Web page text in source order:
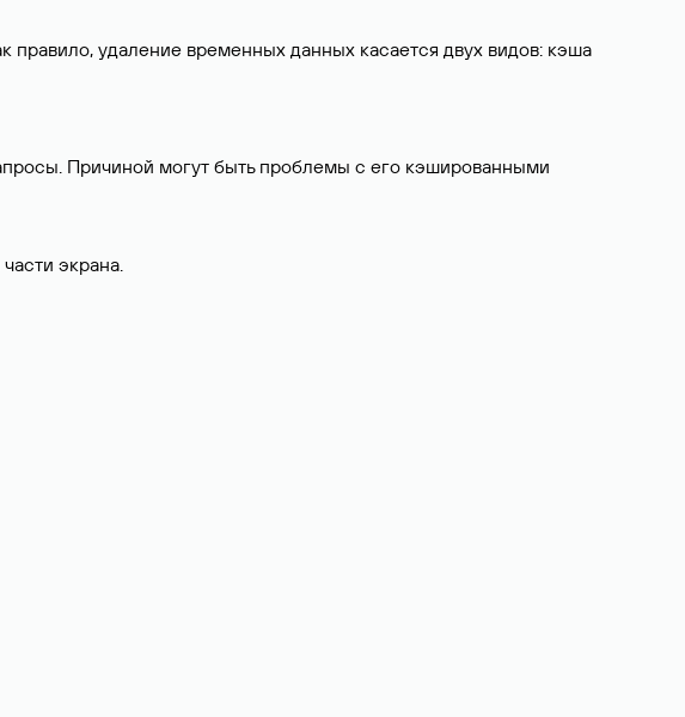
правило, удаление временных данных касается двух видов: кэша
Причиной могут быть проблемы с его кэшированными
экрана.